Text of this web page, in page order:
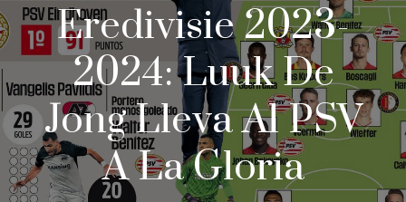
Eredivisie 2023-
2024: Luuk De
Jong Lleva Al PSV
A La Gloria